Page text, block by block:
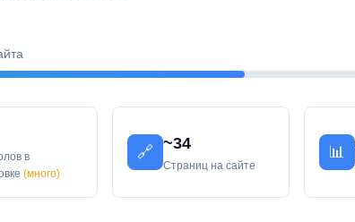
в
(много)
🔗
~34
Страниц на сайте
📊